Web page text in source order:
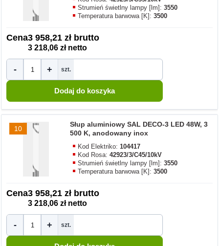
Strumień świetlny lampy [lm]:3550
Temperatura barwowa [K]:3500
Cena3 958,21 zł brutto
3 218,06 zł netto
- + szt.
10
Słup aluminiowy SAL DECO-3 LED 48W, 3
500 K, anodowany inox
Kod Elektriko:104417
Kod Rosa:42923/3/C45/10kV
Strumień świetlny lampy [lm]:3550
Temperatura barwowa [K]:3500
Cena3 958,21 zł brutto
3 218,06 zł netto
- + szt.